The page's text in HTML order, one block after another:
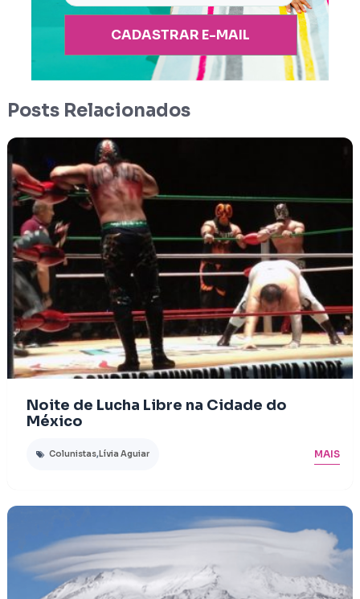
CADASTRAR E-MAIL
Posts Relacionados
Noite de Lucha Libre na Cidade do
México
Colunistas, Lívia Aguiar MAIS